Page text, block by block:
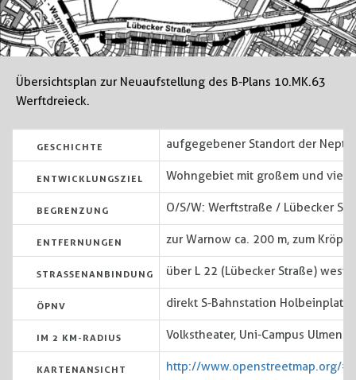
Übersichtsplan zur Neuaufstellung des B-Plans 10.MK.63
Werftdreieck.
GESCHICHTE aufgegebener Standort der
ENTWICKLUNGSZIEL Wohngebiet mit großem und
BEGRENZUNG O/S/W: Werftstraße / Lübecker
ENTFERNUNGEN zur Warnow ca. 200 m, zum
STRASSENANBINDUNG über L 22 (Lübecker Straße)
ÖPNV direkt S-Bahnstation Holbeinplatz
IM 2 KM-RADIUS Volkstheater, Uni-Campus
KARTENANSICHT http://www.openstreetmap.org/